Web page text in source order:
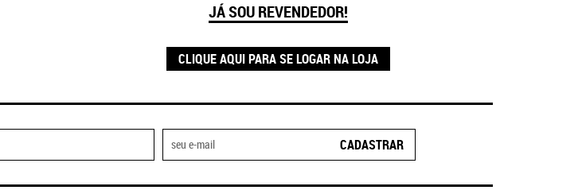
JÁ SOU REVENDEDOR!
CLIQUE AQUI PARA SE LOGAR NA LOJA
CADASTRAR